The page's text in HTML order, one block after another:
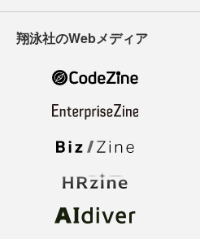
翔泳社のWebメディア